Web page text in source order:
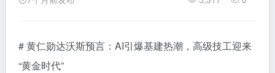
# 黄仁勋达沃斯预言：AI引爆基建热潮，高级技工迎来
“黄金时代”